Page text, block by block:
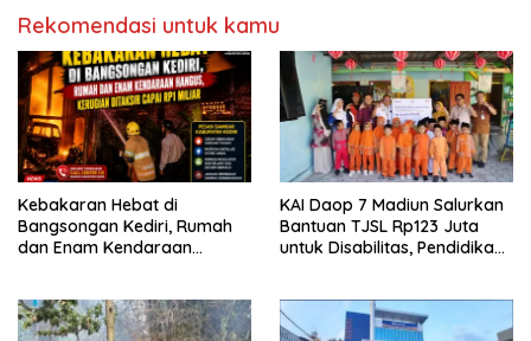
Rekomendasi untuk kamu
Kebakaran Hebat di
Bangsongan Kediri, Rumah
dan Enam Kendaraan
KAI Daop 7 Madiun Salurkan
Bantuan TJSL Rp123 Juta
untuk Disabilitas, Pendidikan,